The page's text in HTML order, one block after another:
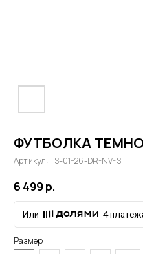
ФУТБОЛКА
Артикул:TS-01-26-DR-NV-S
6 499 р.
Или 4
Размер